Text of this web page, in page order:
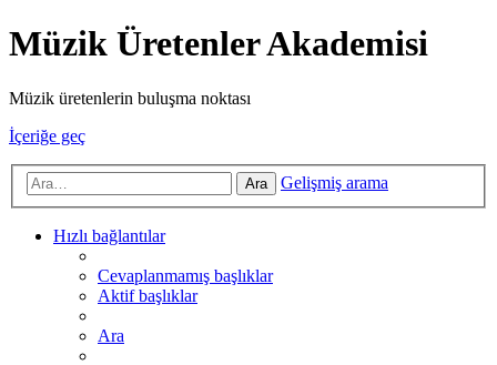
Müzik Üretenler Akademisi
Müzik üretenlerin buluşma noktası
İçeriğe geç
Ara Gelişmiş arama
Hızlı bağlantılar
Cevaplanmamış başlıklar
Aktif başlıklar
Ara